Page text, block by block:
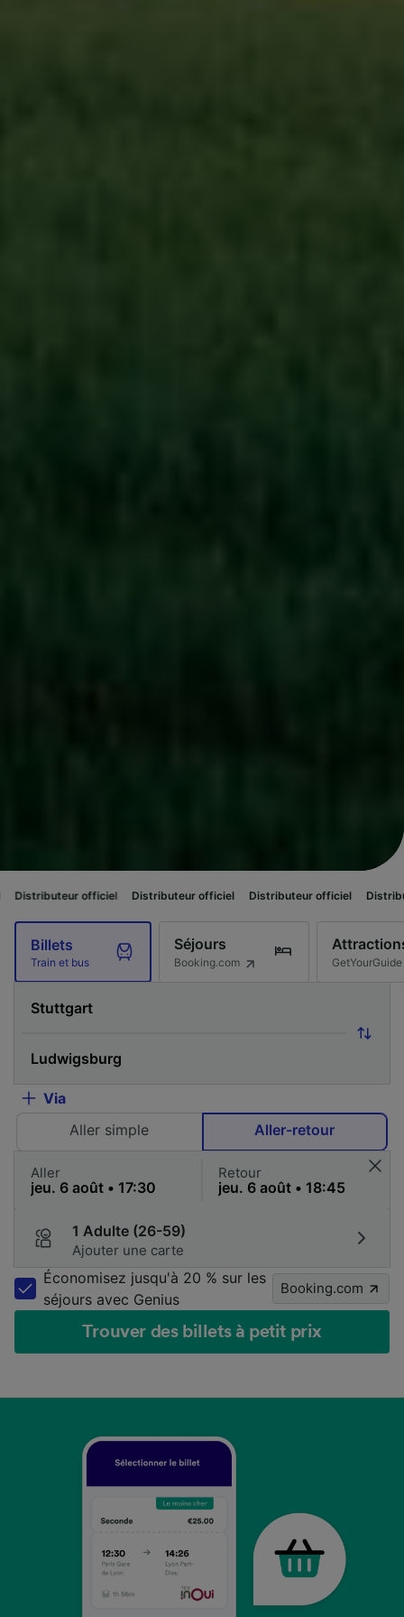
officiel Distributeur officiel Distributeur officiel Distributeur officiel
Billets
Train et bus
Séjours
Booking.com GetYourGuide
Via
Aller simple
Aller-retour
Aller Retour
1 Adulte (26-59)
Ajouter une carte
Économisez jusqu'à 20 % sur les
séjours avec Genius
Booking.com
Trouver des billets à petit prix